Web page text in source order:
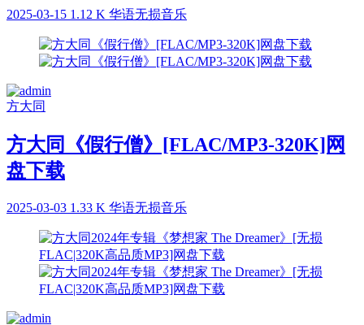
2025-03-15 1.12 K 华语无损音乐
方大同
方大同《假行僧》[FLAC/MP3-320K]网
盘下载
2025-03-03 1.33 K 华语无损音乐